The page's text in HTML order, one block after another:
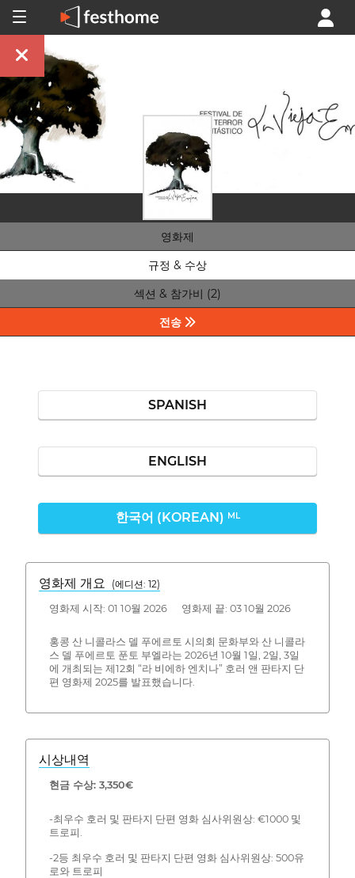
영화제
규정 & 수상
섹션 & 참가비 (2)
전송
SPANISH
ENGLISH
한국어 (KOREAN) ML
영화제 개요 (에디션: 12)
영화제 시작: 01 10월 2026 영화제 끝: 03 10월 2026
홍콩 산 니콜라스 델 푸에르토 시의회 문화부와 산 니콜라
스 델 푸에르토 푼토 부엘라는 2026년 10월 1일, 2일, 3일
에 개최되는 제12회 “라 비에하 엔치나” 호러 앤 판타지 단
편 영화제 2025를 발표했습니다.
시상내역
현금 수상: 3,350€
-최우수 호러 및 판타지 단편 영화 심사위원상: €1000 및
트로피.
-2등 최우수 호러 및 판타지 단편 영화 심사위원상: 500유
로와 트로피